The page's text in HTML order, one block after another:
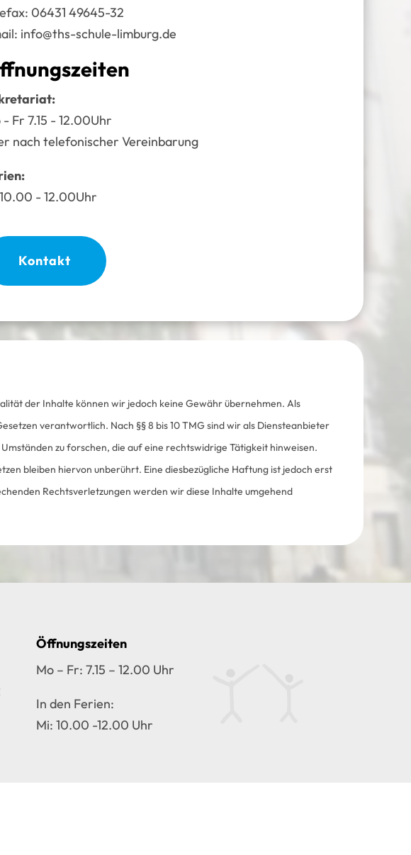
06431 49645-32
info@ths-schule-limburg.de
- Fr 7.15 - 12.00Uhr
nach telefonischer Vereinbarung
- 12.00Uhr
Kontakt
der Inhalte können wir jedoch keine Gewähr übernehmen. Als
verantwortlich. Nach §§ 8 bis 10 TMG sind wir als Diensteanbieter
zu forschen, die auf eine rechtswidrige Tätigkeit hinweisen.
bleiben hiervon unberührt. Eine diesbezügliche Haftung ist jedoch erst
Rechtsverletzungen werden wir diese Inhalte umgehend
Öffnungszeiten
Mo – Fr: 7.15 – 12.00 Uhr
In den Ferien:
Mi: 10.00 -12.00 Uhr